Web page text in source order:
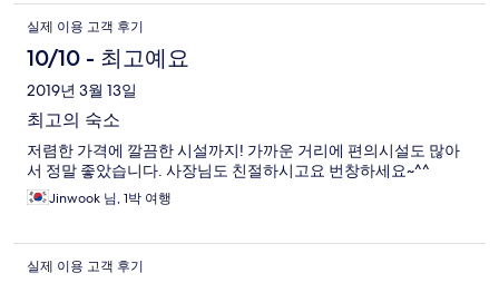
실제 이용 고객 후기
10/10 - 최고예요
2019년 3월 13일
최고의 숙소
저렴한 가격에 깔끔한 시설까지! 가까운 거리에 편의시설도 많아
서 정말 좋았습니다. 사장님도 친절하시고요 번창하세요~^^
Jinwook 님, 1박 여행
실제 이용 고객 후기